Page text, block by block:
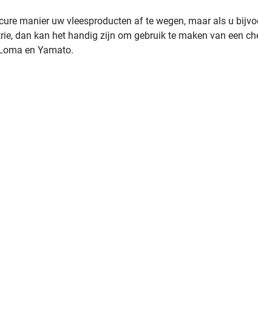
manier uw vleesproducten af te wegen, maar als u
dan kan het handig zijn om gebruik te maken van een
en Yamato.